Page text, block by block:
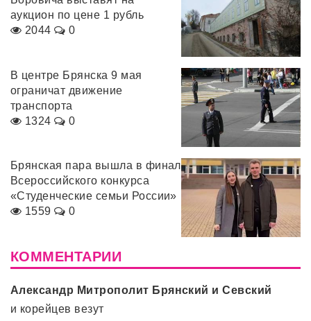
аукцион по цене 1 рубль
2044
0
В центре Брянска 9 мая
ограничат движение
транспорта
1324
0
Брянская пара вышла в финал
Всероссийского конкурса
«Студенческие семьи России»
1559
0
КОММЕНТАРИИ
Александр Митрополит Брянский и Севский
и корейцев везут